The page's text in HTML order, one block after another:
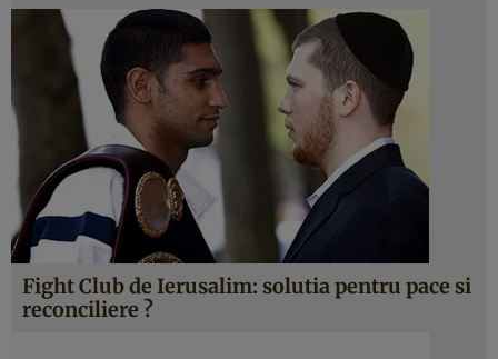
Fight Club de Ierusalim: solutia pentru pace si
reconciliere ?